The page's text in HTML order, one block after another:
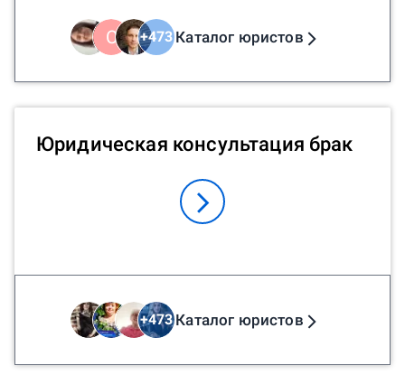
С +473Каталог юристов
Юридическая консультация брак
+473Каталог юристов